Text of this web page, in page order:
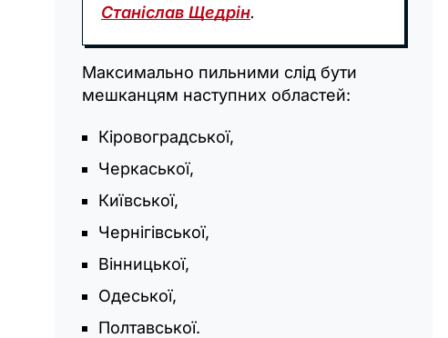
Станіслав Щедрін.
Максимально пильними слід бути
мешканцям наступних областей:
Кіровоградської,
Черкаської,
Київської,
Чернігівської,
Вінницької,
Одеської,
Полтавської.